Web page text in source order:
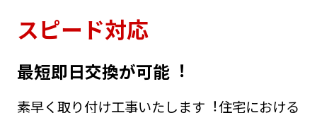
スピード対応
最短即⽇交換が可能︕
素早く取り付け⼯事いたします︕住宅における